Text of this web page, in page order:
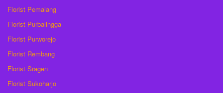
Florist Pemalang
Florist Purbalingga
Florist Purworejo
Florist Rembang
Florist Sragen
Florist Sukoharjo